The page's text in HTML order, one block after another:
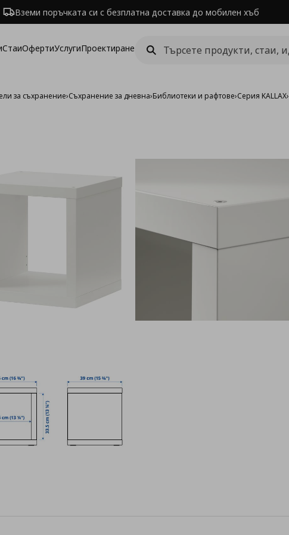
Вземи поръчката си с безплатна доставка до мобилен хъб
СтаиОфертиУслугиПроектиране
за съхранение›Съхранение за дневна›Библиотеки и рафтове›Серия KALLAX›